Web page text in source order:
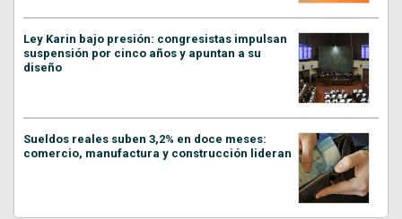
Ley Karin bajo presión: congresistas impulsan
suspensión por cinco años y apuntan a su
diseño
Sueldos reales suben 3,2% en doce meses:
comercio, manufactura y construcción lideran